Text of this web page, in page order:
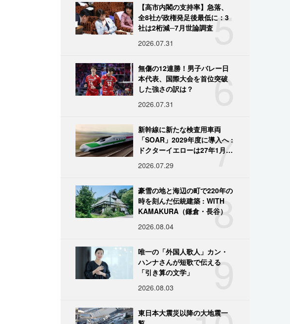
5
【高市内閣の支持率】急落、
全8社が政権発足後最低に：3
社は2桁減─7月世論調査
2026.07.31
6
無傷の12連勝！男子バレー日
本代表、国際大会を首位突破
した強さの訳は？
2026.07.31
7
新幹線に新たな検査用車両
「SOAR」2029年度に導入へ :
ドクターイエローは27年1月に
2026.07.29
8
豪雪の地と海辺の町で220年の
時を刻んだ伝統建築 : WITH
KAMAKURA（鎌倉・長谷）
2026.08.04
9
唯一の「外国人歌人」カン・
ハンナさんが短歌で伝える
「引き算の文学」
2026.08.03
東日本大震災以降の大地震一